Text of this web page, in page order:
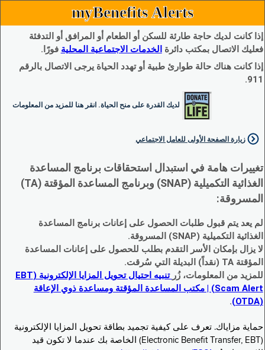
myBenefits Alerts
إذا كانت لديك حاجة طارئة للسكن أو الطعام أو المرافق أو التدفئة
فعليك الاتصال بمكتب دائرة الخدمات الاجتماعية المحلية فورًا.
إذا كانت هناك حالة طوارئ طبية أو تهدد الحياة يرجى الاتصال بالرقم
911.
لديك القدرة على منح الحياة. انقر هنا للمزيد من المعلومات
زيارة الصفحة الأولى للعامل الاجتماعي
تغييرات هامة في استبدال استحقاقات برنامج المساعدة
الغذائية التكميلية (SNAP) وبرنامج المساعدة المؤقتة (TA)
المسروقة:
لم يعد يتم قبول طلبات الحصول على إعانات برنامج المساعدة
الغذائية التكميلية (SNAP) المسروقة.
لا يزال بإمكان الأسر التقدم بطلب للحصول على إعانات المساعدة
المؤقتة TA (نقداً) البديلة التي سُرقت.
للمزيد من المعلومات، زُر
تنبيه احتيال تحويل المزايا الإلكترونية (EBT
Scam Alert) | مكتب المساعدة المؤقتة ومساعدة ذوي الإعاقة
(OTDA)
.
حماية مزاياك. تعرف على كيفية تجميد بطاقة تحويل المزايا الإلكترونية
(Electronic Benefit Transfer, EBT) الخاصة بك عندما لا تكون قيد